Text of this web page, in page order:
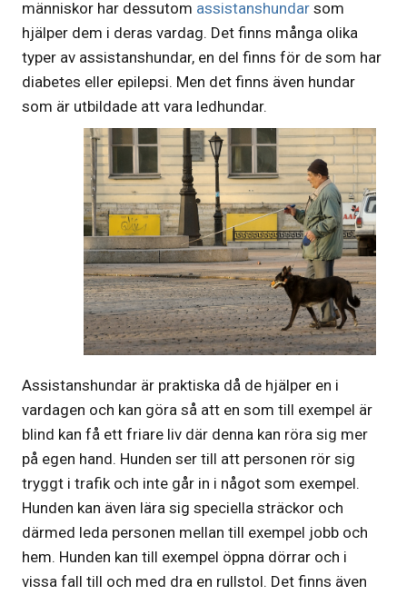
människor har dessutom assistanshundar som
hjälper dem i deras vardag. Det finns många olika
typer av assistanshundar, en del finns för de som har
diabetes eller epilepsi. Men det finns även hundar
som är utbildade att vara ledhundar.
Assistanshundar är praktiska då de hjälper en i
vardagen och kan göra så att en som till exempel är
blind kan få ett friare liv där denna kan röra sig mer
på egen hand. Hunden ser till att personen rör sig
tryggt i trafik och inte går in i något som exempel.
Hunden kan även lära sig speciella sträckor och
därmed leda personen mellan till exempel jobb och
hem. Hunden kan till exempel öppna dörrar och i
vissa fall till och med dra en rullstol. Det finns även